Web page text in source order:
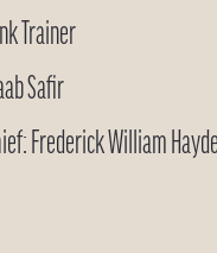
Trainer
Safir
Frederick William